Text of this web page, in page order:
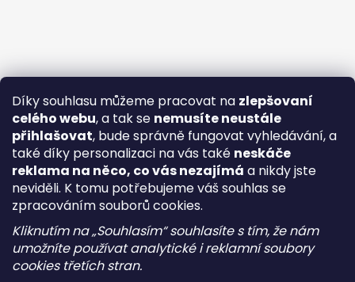
Díky souhlasu můžeme pracovat na zlepšovaní
celého webu, a tak se nemusíte neustále
přihlašovat, bude správně fungovat vyhledávání, a
také díky personalizaci na vás také neskáče
reklama na něco, co vás nezajímá a nikdy jste
neviděli. K tomu potřebujeme váš souhlas se
zpracováním souborů cookies.
Kliknutím na „Souhlasím“ souhlasíte s tím, že nám
umožníte používat analytické i reklamní soubory
cookies třetích stran.